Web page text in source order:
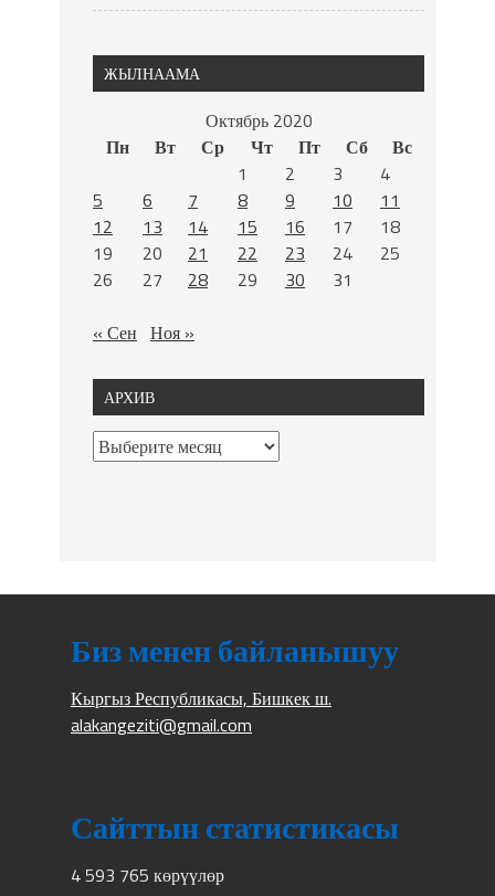
ЖЫЛНААМА
Октябрь 2020
Пн
Вт Ср Чт Пт Сб
Вс
1
2 3
4
5
6 7 8 9 10
11
12
13 14 15 16 17
18
19
20 21 22 23 24
25
26
27 28 29 30
31
« Сен Ноя »
АРХИВ
Биз менен байланышуу
Кыргыз Республикасы, Бишкек ш.
alakangeziti@gmail.com
Сайттын статистикасы
4 593 765 көрүүлөр